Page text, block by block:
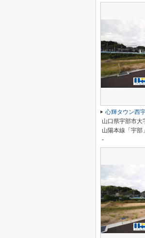
山口県宇部市大
山陽本線「宇部
-